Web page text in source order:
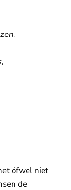
ófwel niet
de